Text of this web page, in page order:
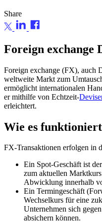
Share
Foreign exchange
Foreign exchange (FX), auch
weltweite Markt zum
ermöglicht internationalen
er mithilfe von Echtzeit-
erleichtert.
Wie es funktioniert
FX-Transaktionen erfolgen in
Ein Spot-Geschäft ist
zum aktuellen
Abwicklung innerhalb
Ein Termingeschäft
Wechselkurs für eine
Unternehmen sich
absichern können.